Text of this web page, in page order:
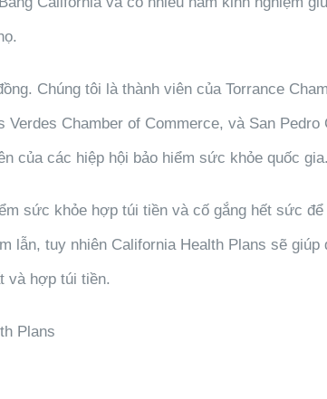
Chúng tôi là thành viên của Torrance
Chamber of Commerce, và San Pedro
của các hiệp hội bảo hiểm sức khỏe quốc gia.
sức khỏe hợp túi tiền và cố gắng hết sức để
lẫn, tuy nhiên California Health Plans sẽ giúp
và hợp túi tiền.
Plans